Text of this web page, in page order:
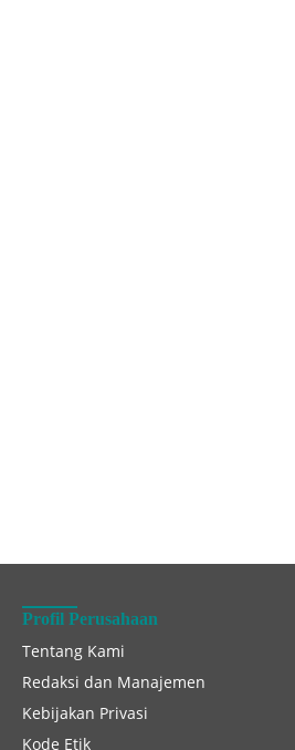
Profil Perusahaan
Tentang Kami
Redaksi dan Manajemen
Kebijakan Privasi
Kode Etik